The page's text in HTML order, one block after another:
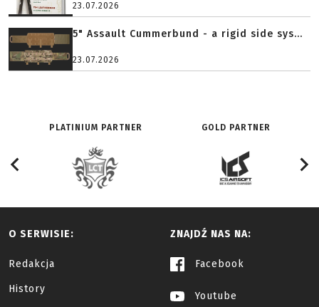
23.07.2026
5" Assault Cummerbund - a rigid side sys...
23.07.2026
PLATINIUM PARTNER GOLD PARTNER
O SERWISIE:
Redakcja
History
ZNAJDŹ NAS NA:
Facebook
Youtube